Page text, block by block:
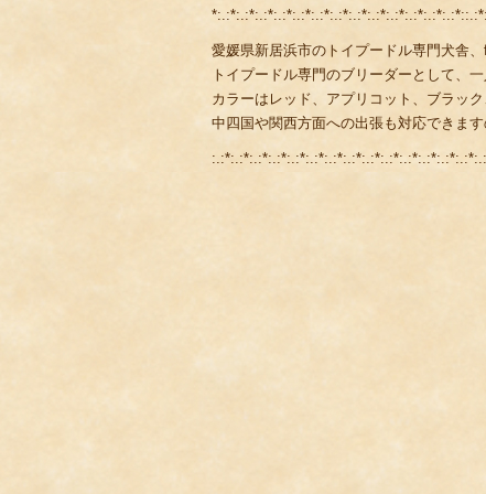
愛媛県新居浜市のトイプードル専門犬舎
トイプードル専門のブリーダーとして、
カラーはレッド、アプリコット、ブラッ
中四国や関西方面への出張も対応できま